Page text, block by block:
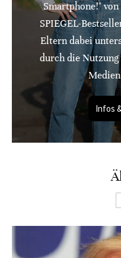
Smartphone!"
SPIEGEL-
Eltern dabei
durch die Nutzung
Infos